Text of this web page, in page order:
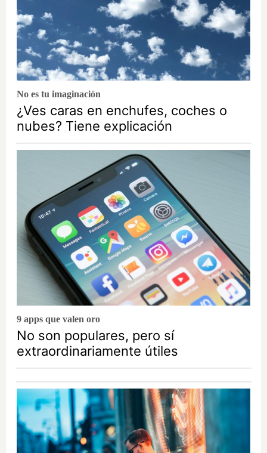
No es tu imaginación
¿Ves caras en enchufes, coches o
nubes? Tiene explicación
9 apps que valen oro
No son populares, pero sí
extraordinariamente útiles